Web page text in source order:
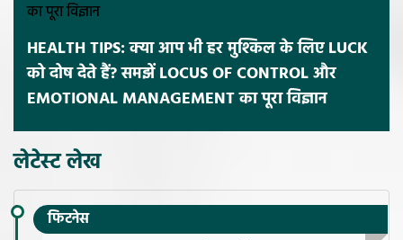
HEALTH TIPS: क्या आप भी हर मुश्किल के लिए LUCK
को दोष देते हैं? समझें LOCUS OF CONTROL और
EMOTIONAL MANAGEMENT का पूरा विज्ञान
लेटेस्ट लेख
फिटनेस